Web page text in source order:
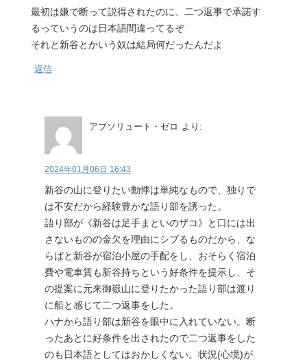
最初は嫌で断って説得されたのに、二つ返事で承諾す
るっていうのは日本語間違ってるぞ
それと新谷とかいう奴は結局何だったんだよ
返信
アブソリュート・ゼロ より:
2024年01月06日 16:43
新谷の山に登りたい動悸は単純なもので、独りで
は不安だから経験豊かな語り部を誘った。
語り部が《新谷は足手まといのザコ》と口には出
さないものの金欠を理由にシブるものだから、な
らばと新谷が宿泊小屋の手配をし、おそらく宿泊
費や電車賃も新谷持ちという好条件を提示し、そ
の提案に元来御嶽山に登りたかった語り部は渡り
に船と感じて二つ返事をした。
ハナから語り部は新谷を眼中に入れていない。断
ったあとに好条件を出されたので二つ返事をした
のも日本語としてはおかしくない。状況(心境)が